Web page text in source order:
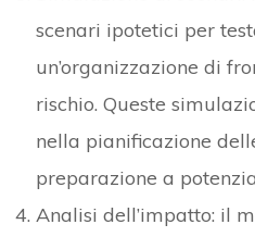
scenari ipotetici per
un’organizzazione di
rischio. Queste
nella pianificazione
preparazione a
Analisi dell’impatto: il